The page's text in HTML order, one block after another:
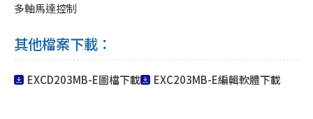
多軸馬達控制
其他檔案下載：
EXCD203MB-E圖檔下載 EXC203MB-E編輯軟體下載